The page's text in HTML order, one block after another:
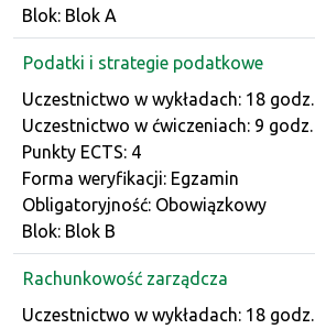
Blok: Blok A
Podatki i strategie podatkowe
Dane przedmiotu
Uczestnictwo w wykładach: 18 godz.
Uczestnictwo w ćwiczeniach: 9 godz.
Punkty ECTS: 4
Forma weryfikacji: Egzamin
Obligatoryjność: Obowiązkowy
Blok: Blok B
Rachunkowość zarządcza
Dane przedmiotu
Uczestnictwo w wykładach: 18 godz.